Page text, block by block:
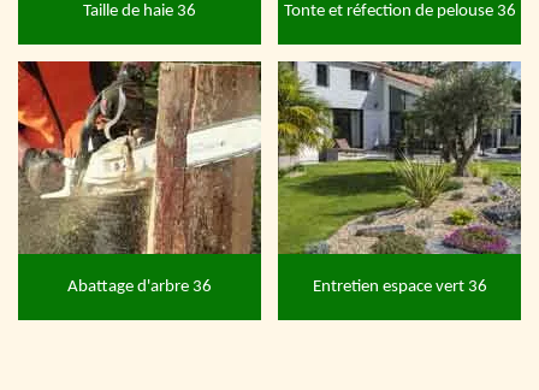
Taille de haie 36 Tonte et réfection de pelouse 36
Abattage d'arbre 36 Entretien espace vert 36